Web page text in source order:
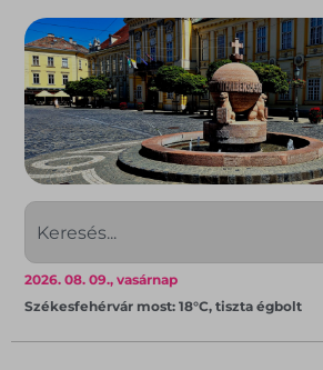
2026. 08. 09., vasárnap
Székesfehérvár most: 18°C, tiszta égbolt